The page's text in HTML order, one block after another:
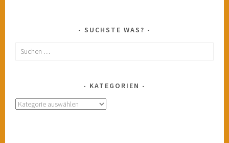
SUCHSTE WAS?
Suchen
KATEGORIEN
Kategorien